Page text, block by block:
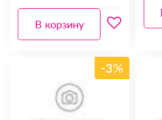
В корзину
-3%